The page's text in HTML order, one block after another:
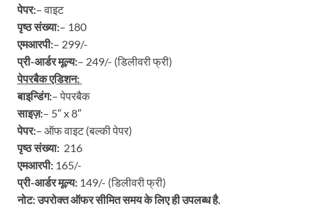
पेपर:– वाइट
पृष्ठ संख्या:– 180
एमआरपी:– 299/-
प्री-आर्डर मूल्य:– 249/- (डिलीवरी फ्री)
पेपरबैक एडिशन:
बाइन्डिंग:– पेपरबैक
साइज़:– 5″ x 8″
पेपर:– ऑफ वाइट (बल्की पेपर)
पृष्ठ संख्या: 216
एमआरपी: 165/-
प्री-आर्डर मूल्य: 149/- (डिलीवरी फ्री)
नोट: उपरोक्त ऑफर सीमित समय के लिए ही उपलब्ध है.